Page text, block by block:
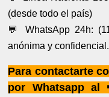
(desde todo el país)
💬 WhatsApp 24h:
anónima y confidencial.
Para contactarte
por Whatsapp al